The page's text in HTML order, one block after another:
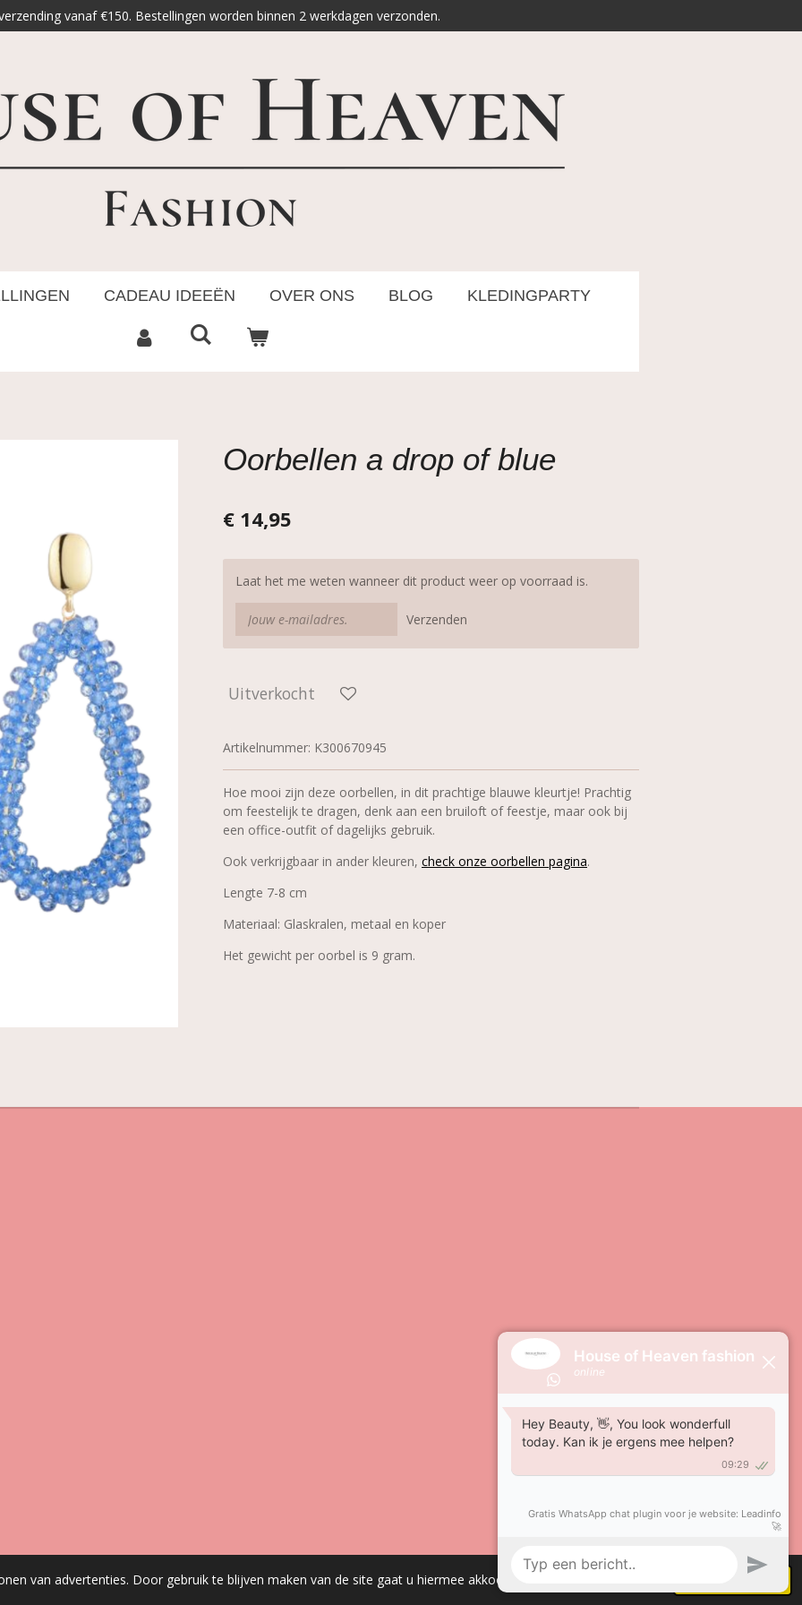
van advertenties. Door gebruik te blijven maken van de site gaat u hiermee akkoord.
vanaf €150. Bestellingen worden binnen 2 werkdagen verzonden.
CADEAU IDEEËN OVER ONS BLOG KLEDINGPARTY
Oorbellen a drop of blue
€ 14,95
Laat het me weten wanneer dit product weer op voorraad is.
Verzenden
Uitverkocht
Artikelnummer: K300670945
Hoe mooi zijn deze oorbellen, in dit prachtige blauwe kleurtje! Prachtig
om feestelijk te dragen, denk aan een bruiloft of feestje, maar ook bij
een office-outfit of dagelijks gebruik.
Ook verkrijgbaar in ander kleuren, check onze oorbellen pagina.
Lengte 7-8 cm
Materiaal: Glaskralen, metaal en koper
Het gewicht per oorbel is 9 gram.
Powered by JouwWeb